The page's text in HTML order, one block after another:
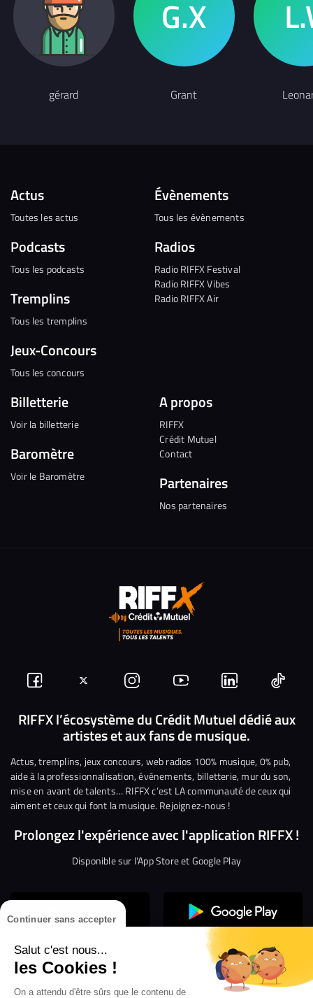
Continuer sans accepter
Salut c'est nous...
les Cookies !
On a attendu d'être sûrs que le contenu de
gérard Grant
Actus
Toutes les actus
Podcasts
Tous les podcasts
Tremplins
Tous les tremplins
Jeux-Concours
Tous les concours
Évènements
Tous les évènements
Radios
Radio RIFFX Festival
Radio RIFFX Vibes
Radio RIFFX Air
Billetterie
Voir la billetterie
Baromètre
Voir le Baromètre
A propos
RIFFX
Crédit Mutuel
Contact
Partenaires
Nos partenaires
Suivez-
nous
Facebook
Suivez-
nous
sur
Twitter
Nous
rejoindre
sur
Instagram
Nous
rejoindre
sur
YouTube
Nous
rejoindre
sur
Linkedin
Nous
RIFFX l’écosystème du Crédit Mutuel dédié aux
artistes et aux fans de musique.
Actus, tremplins, jeux concours, web radios 100% musique, 0% pub,
aide à la professionnalisation, événements, billetterie, mur du son,
mise en avant de talents… RIFFX c’est LA communauté de ceux qui
aiment et ceux qui font la musique. Rejoignez-nous !
Prolongez l'expérience avec l'application RIFFX !
Disponible sur l'App Store et Google Play
Confidentialité Gestion des cookies